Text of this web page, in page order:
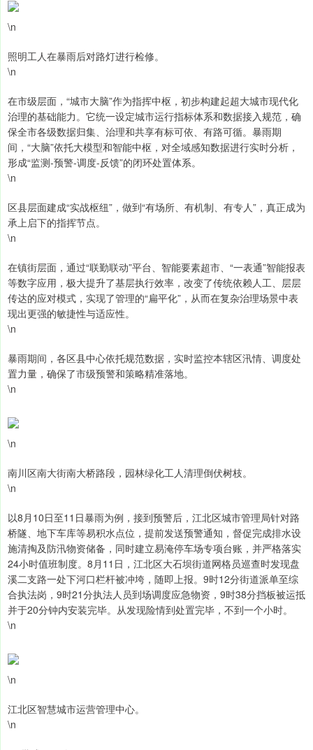
\n
照明工人在暴雨后对路灯进行检修。
\n
在市级层面，“城市大脑”作为指挥中枢，初步构建起超大城市现代化
治理的基础能力。它统一设定城市运行指标体系和数据接入规范，确
保全市各级数据归集、治理和共享有标可依、有路可循。暴雨期
间，“大脑”依托大模型和智能中枢，对全域感知数据进行实时分析，
形成“监测-预警-调度-反馈”的闭环处置体系。
\n
区县层面建成“实战枢纽”，做到“有场所、有机制、有专人”，真正成为
承上启下的指挥节点。
\n
在镇街层面，通过“联勤联动”平台、智能要素超市、“一表通”智能报表
等数字应用，极大提升了基层执行效率，改变了传统依赖人工、层层
传达的应对模式，实现了管理的“扁平化”，从而在复杂治理场景中表
现出更强的敏捷性与适应性。
\n
暴雨期间，各区县中心依托规范数据，实时监控本辖区汛情、调度处
置力量，确保了市级预警和策略精准落地。
\n
\n
南川区南大街南大桥路段，园林绿化工人清理倒伏树枝。
\n
以8月10日至11日暴雨为例，接到预警后，江北区城市管理局针对路
桥隧、地下车库等易积水点位，提前发送预警通知，督促完成排水设
施清掏及防汛物资储备，同时建立易淹停车场专项台账，并严格落实
24小时值班制度。8月11日，江北区大石坝街道网格员巡查时发现盘
溪二支路一处下河口栏杆被冲垮，随即上报。9时12分街道派单至综
合执法岗，9时21分执法人员到场调度应急物资，9时38分挡板被运抵
并于20分钟内安装完毕。从发现险情到处置完毕，不到一个小时。
\n
\n
江北区智慧城市运营管理中心。
\n